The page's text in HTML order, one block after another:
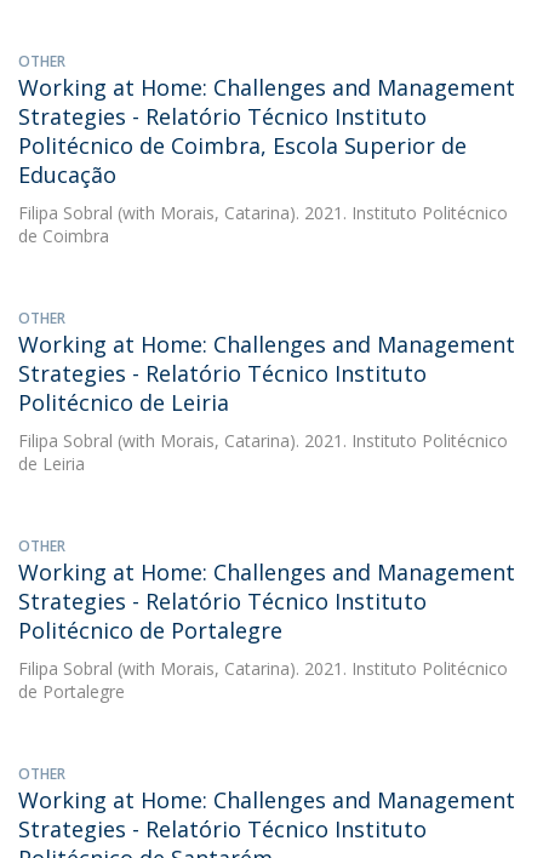
OTHER
Working at Home: Challenges and Management
Strategies - Relatório Técnico Instituto
Politécnico de Coimbra, Escola Superior de
Educação
Filipa Sobral (with Morais, Catarina). 2021. Instituto Politécnico
de Coimbra
OTHER
Working at Home: Challenges and Management
Strategies - Relatório Técnico Instituto
Politécnico de Leiria
Filipa Sobral (with Morais, Catarina). 2021. Instituto Politécnico
de Leiria
OTHER
Working at Home: Challenges and Management
Strategies - Relatório Técnico Instituto
Politécnico de Portalegre
Filipa Sobral (with Morais, Catarina). 2021. Instituto Politécnico
de Portalegre
OTHER
Working at Home: Challenges and Management
Strategies - Relatório Técnico Instituto